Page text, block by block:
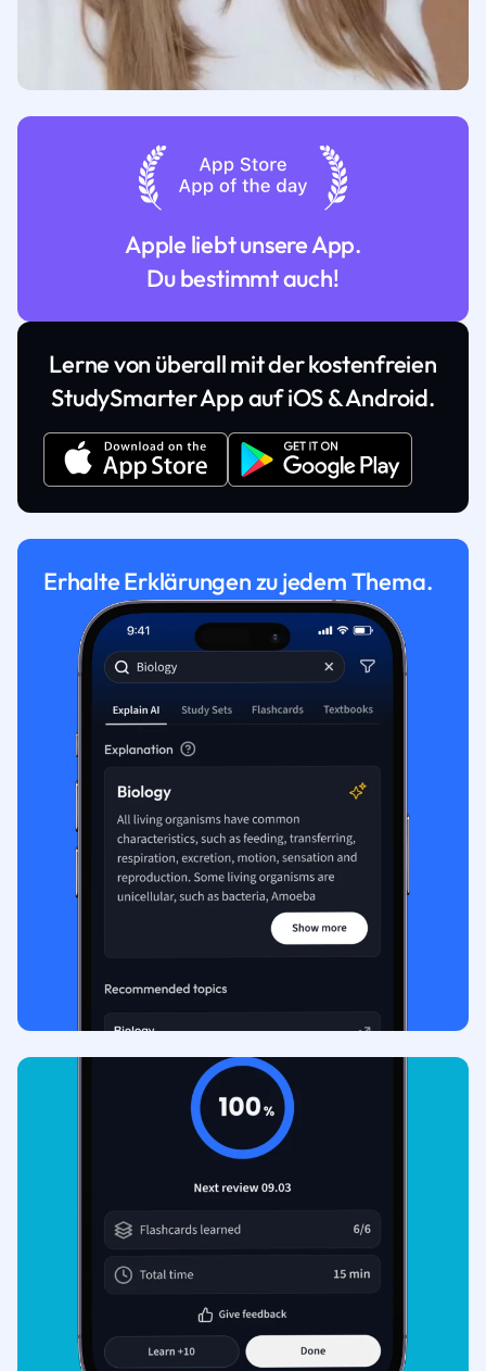
Apple liebt unsere App.
Du bestimmt auch!
Lerne von überall mit der kostenfreien
StudySmarter App auf iOS & Android.
Erhalte Erklärungen zu jedem Thema.